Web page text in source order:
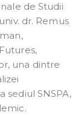
de Studii
dr. Remus
una dintre
sediul SNSPA,